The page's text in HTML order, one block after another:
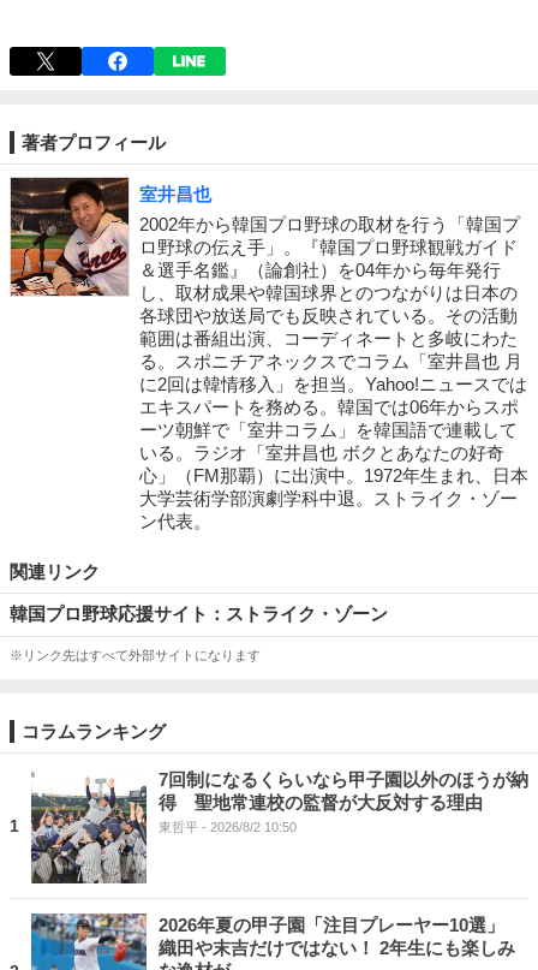
著者プロフィール
室井昌也
2002年から韓国プロ野球の取材を行う「韓国プ
ロ野球の伝え手」。『韓国プロ野球観戦ガイド
＆選手名鑑』（論創社）を04年から毎年発行
し、取材成果や韓国球界とのつながりは日本の
各球団や放送局でも反映されている。その活動
範囲は番組出演、コーディネートと多岐にわた
る。スポニチアネックスでコラム「室井昌也 月
に2回は韓情移入」を担当。Yahoo!ニュースでは
エキスパートを務める。韓国では06年からスポ
ーツ朝鮮で「室井コラム」を韓国語で連載して
いる。ラジオ「室井昌也 ボクとあなたの好奇
心」（FM那覇）に出演中。1972年生まれ、日本
大学芸術学部演劇学科中退。ストライク・ゾー
ン代表。
関連リンク
韓国プロ野球応援サイト：ストライク・ゾーン
※リンク先はすべて外部サイトになります
コラムランキング
1
7回制になるくらいなら甲子園以外のほうが納
得 聖地常連校の監督が大反対する理由
東哲平 - 2026/8/2 10:50
2026年夏の甲子園「注目プレーヤー10選」
織田や末吉だけではない！ 2年生にも楽しみ